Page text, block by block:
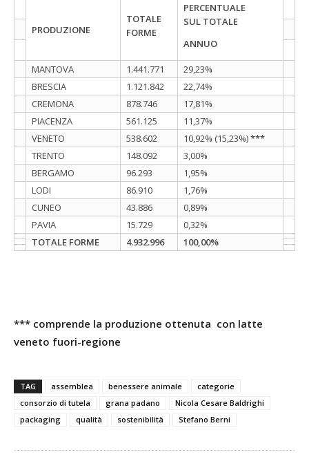
PRODUZIONE
TOTALE
FORME
PERCENTUALE
SUL TOTALE
ANNUO
MANTOVA 1.441.771
29,23%
BRESCIA
1.121.842
22,74%
CREMONA
878.746
17,81%
PIACENZA
561.125
11,37%
VENETO
538.602 10,92% (15,23%)***
TRENTO
148.092
3,00%
BERGAMO
96.293
1,95%
LODI
86.910
1,76%
CUNEO
43.886
0,89%
PAVIA
15.729
0,32%
TOTALE FORME
4.932.996 100,00%
*** comprende la produzione ottenuta con latte
veneto fuori-regione
TAG assemblea benessere animale
categorie
consorzio di tutela
grana padano
Nicola Cesare Baldrighi
packaging
qualità sostenibilità Stefano Berni